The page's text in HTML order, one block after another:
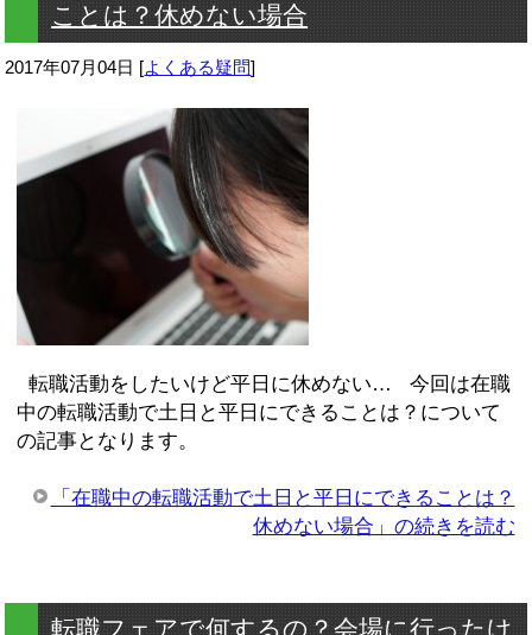
ことは？休めない場合
2017年07月04日 [よくある疑問]
転職活動をしたいけど平日に休めない… 今回は在職
中の転職活動で土日と平日にできることは？について
の記事となります。
「在職中の転職活動で土日と平日にできることは？
休めない場合」の続きを読む